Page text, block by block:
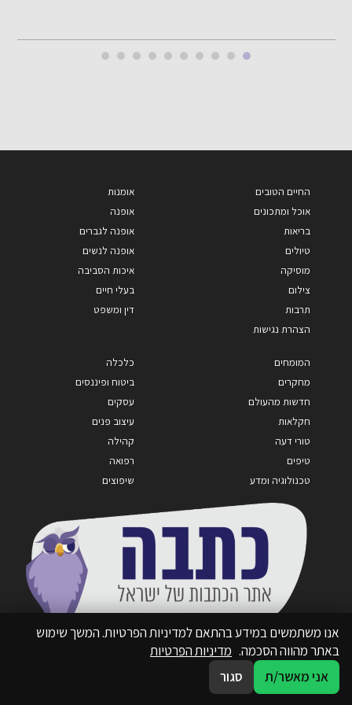
החיים הטובים
אוכל ומתכונים
בריאות
טיולים
מוסיקה
צילום
תרבות
הצהרת נגישות
אומנות
אופנה
אופנה לגברים
אופנה לנשים
איכות הסביבה
בעלי חיים
דין ומשפט
המומחים
מחקרים
חדשות מהעולם
חקלאות
טורי דעה
טיפים
טכנולוגיה ומדע
כלכלה
ביטוח ופיננסים
עסקים
עיצוב פנים
קהילה
רפואה
שיפוצים
אנו משתמשים במידע בהתאם למדיניות הפרטיות. המשך שימוש
באתר מהווה הסכמה. מדיניות הפרטיות
אני מאשר/ת
סגור